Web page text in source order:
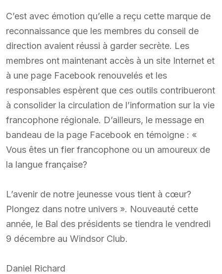
C’est avec émotion qu’elle a reçu cette marque de
reconnaissance que les membres du conseil de
direction avaient réussi à garder secrète. Les
membres ont maintenant accès à un site Internet et
à une page Facebook renouvelés et les
responsables espèrent que ces outils contribueront
à consolider la circulation de l’information sur la vie
francophone régionale. D’ailleurs, le message en
bandeau de la page Facebook en témoigne : «
Vous êtes un fier francophone ou un amoureux de
la langue française?
L’avenir de notre jeunesse vous tient à cœur?
Plongez dans notre univers ». Nouveauté cette
année, le Bal des présidents se tiendra le vendredi
9 décembre au Windsor Club.
Daniel Richard